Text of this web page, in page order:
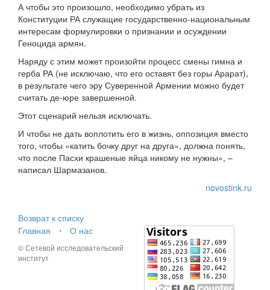
А чтобы это произошло, необходимо убрать из
Конституции РА служащие государственно-национальным
интересам формулировки о признании и осуждении
Геноцида армян.
Наряду с этим может произойти процесс смены гимна и
герба РА (не исключаю, что его оставят без горы Арарат),
в результате чего эру Суверенной Армении можно будет
считать де-юре завершенной.
Этот сценарий нельзя исключать.
И чтобы не дать воплотить его в жизнь, оппозиция вместо
того, чтобы «катить бочку друг на друга», должна понять,
что после Пасхи крашеные яйца никому не нужны», –
написал Шармазанов.
novostink.ru
Возврат к списку
Главная
⋅ О нас
© Сетевой исследовательский
институт